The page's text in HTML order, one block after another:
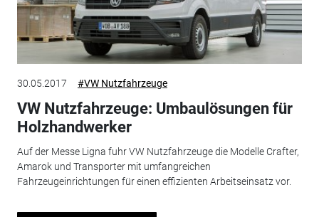
30.05.2017 #VW Nutzfahrzeuge
VW Nutzfahrzeuge: Umbaulösungen für
Holzhandwerker
Auf der Messe Ligna fuhr VW Nutzfahrzeuge die Modelle Crafter,
Amarok und Transporter mit umfangreichen
Fahrzeugeinrichtungen für einen effizienten Arbeitseinsatz vor.